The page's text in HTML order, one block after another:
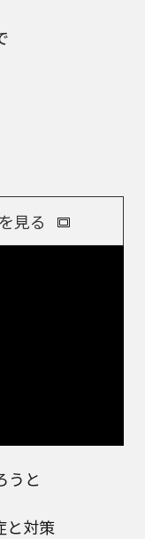
見る
うと
と対策